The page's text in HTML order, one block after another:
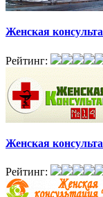
Женская
Рейтинг:
Женская
Рейтинг: